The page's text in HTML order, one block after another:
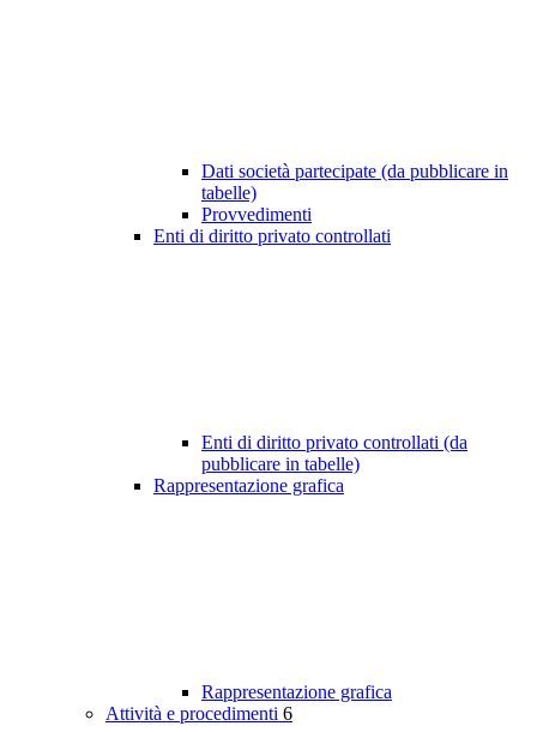
Dati società partecipate (da pubblicare in
tabelle)
Provvedimenti
Enti di diritto privato controllati
Enti di diritto privato controllati (da
pubblicare in tabelle)
Rappresentazione grafica
Rappresentazione grafica
Attività e procedimenti 6